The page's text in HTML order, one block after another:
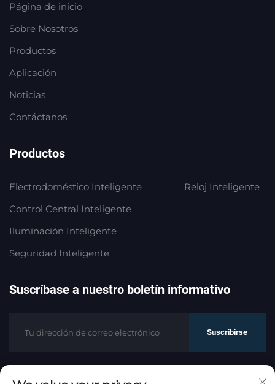
Página de inicio
Sobre Nosotros
Productos
Aplicación
Noticias
Contáctanos
Productos
Electrodoméstico Inteligente
Control Central Inteligente
Iluminación Inteligente
Seguridad Inteligente
Reloj Inteligente
Suscríbase a nuestro boletín informativo
Suscribirse